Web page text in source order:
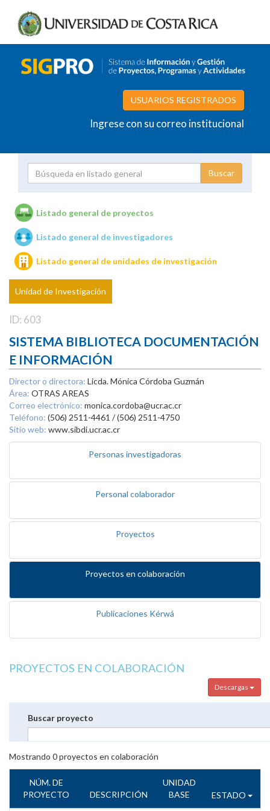
USUARIOS REGISTRADOS
Ingrese con su correo institucional
Unidades de investigación
Listado general de proyectos
Listado general de investigadores
Listado general de unidades de investigación
Unidad de Investigación
ID: 603
SISTEMA BIBLIOTECA DOCUMENTACIÓN
E INFORMACIÓN
Director o directora: Licda. Mónica Córdoba Guzmán
Área: OTRAS AREAS
Correo electrónico: monica.cordoba@ucr.ac.cr
Teléfono: (506) 2511-4461 / (506) 2511-4750
Sitio web: www.sibdi.ucr.ac.cr
Personas investigadoras
Personal colaborador
Proyectos
Proyectos en colaboración
Publicaciones Kérwá
PROYECTOS EN COLABORACIÓN
Descargas
Buscar proyecto
Mostrando 0proyectos en colaboración
NÚM. DE
PROYECTO
DESCRIPCIÓN
UNIDAD
BASE
ESTADO